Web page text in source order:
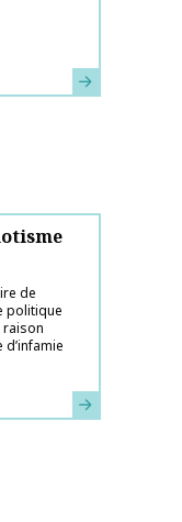
En savoir plus
de
politique
raison
En savoir plus